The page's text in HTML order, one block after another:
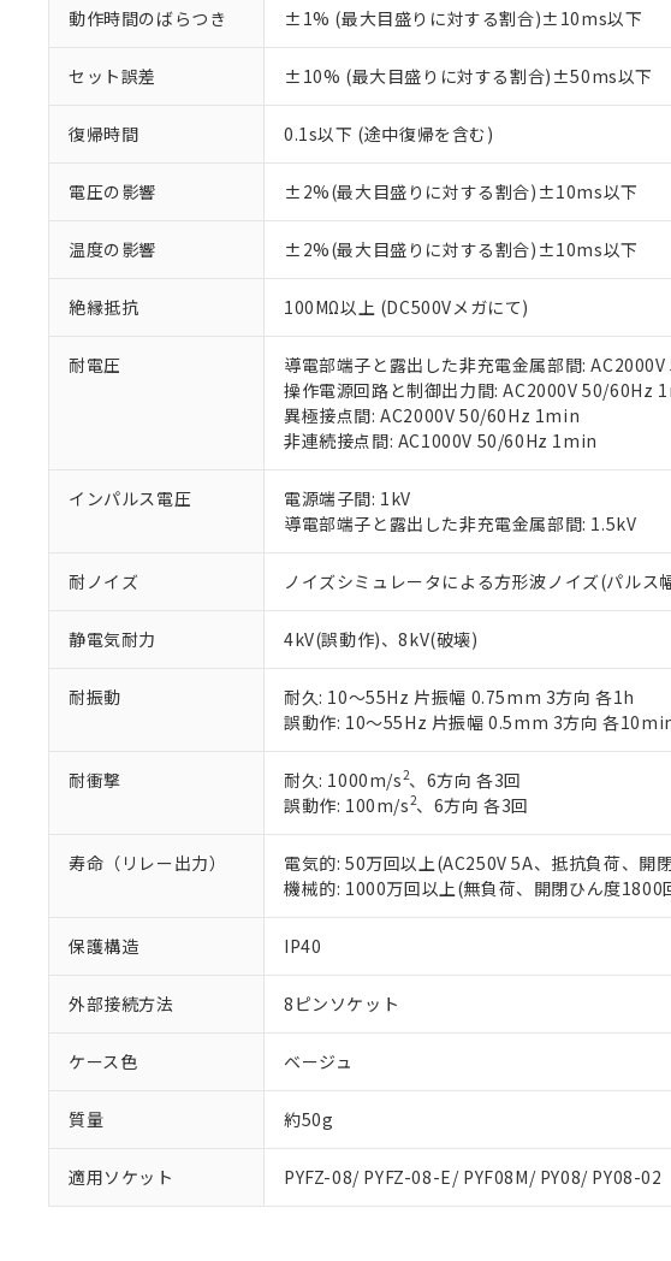
動作時間のばらつき ±1% (最大目盛りに対する割合)±10ms以下
セット誤差 ±10% (最大目盛りに対する割合)±50ms以下
復帰時間 0.1s以下 (途中復帰を含む)
電圧の影響 ±2%(最大目盛りに対する割合)±10ms以下
温度の影響 ±2%(最大目盛りに対する割合)±10ms以下
絶縁抵抗 100MΩ以上 (DC500Vメガにて)
耐電圧
導電部端子と露出した非充電金属部間:
操作電源回路と制御出力間: AC2000V 50/60Hz
異極接点間: AC2000V 50/60Hz 1min
非連続接点間: AC1000V 50/60Hz 1min
インパルス電圧
電源端子間: 1kV
導電部端子と露出した非充電金属部間: 1.5kV
耐ノイズ ノイズシミュレータによる方形波ノイズ(パル
静電気耐力 4kV(誤動作)、8kV(破壊)
耐振動
耐久: 10～55Hz 片振幅 0.75mm 3方向 各1h
誤動作: 10～55Hz 片振幅 0.5mm 3方向 各
耐衝撃 耐久: 1000m/s2、6方向 各3回
誤動作: 100m/s2、6方向 各3回
寿命（リレー出力）
電気的: 50万回以上(AC250V 5A、抵抗負荷、開
機械的: 1000万回以上(無負荷、開閉ひん度1800
保護構造 IP40
外部接続方法 8ピンソケット
ケース色 ベージュ
質量 約50g
適用ソケット PYFZ-08/ PYFZ-08-E/ PYF08M/ PY08/ PY08-02
ご利用条件
以下の条件をお読みいただき、同意
本サービスは、当社制御機
くものです。
当社制御機器事業取扱商品の
在庫状況および標準価格照会
のであり、閲覧された時点で
い。
正式な納期状況および標準価
当社販売員にご相談ください。
オムロン制御機器販売店や当
在庫状況および標準価格結果
マイパーツ機能（部品リス
ている必要があります。
が、当社の製品・サービスに
さい。
※当社の共同利用者とは、
いる法人を指します。
対応済み：EU RoHS指令（10
対応予定なし：EU RoHS指令（10
調査・確認中：EU RoHS指令（10
非該当品：ライセンス料など無形
仕入先様の事情により、非含有部
があります。
鉛(Pb) 1000ppm以下、 水銀(Hg) 1000ppm以
ル（DBP） 1000ppm以下、フタル酸ジイソ
※2 対応予定月
部品在庫の切り替え状況などによ
※3 非含有証明書ダウンロード
下記の非含有証明書をダウンロー
EU RoHS指令（10物質）の非含有
51物質の非含有証明書（当社基準）
※本証明書は発行日時点で非含有を
また、RoHS指令のフタル酸エス
混在することから備考欄に対応日を
既に当社にて対応品への在庫切替
り割愛しております。
※1 中国RoHS○×表
「○」：最大均質材料含有率が中国
「×」：最大均質材料含有率が中国
「－」：未確認です。当社販売部門
*中国RoHS10物質の基準値 (GB/T26572)：
Pb(鉛) :1000ppm、 Hg(水銀) : 1000ppm、
Cr(Ⅵ)(六価クロム) : 1000ppm、 PBBs(ポリ臭
DBP(フタル酸ジブチル) : 1000ppm、 DIBP(
DEHP(フタル酸ビス(2-エチルヘキシル)) :
※2 環境保護使用期限
「ｅ」：有害物質（10物質）のす
「10」：通常の使用状況下におい
味します。
「－」：未確認です。当社販売部
当社は、これら貴社製品のう
う）を輸出または国外への提
当社は規制貨物を破棄する場
ます。
当社は貴社製品を、核兵器、
置等に一切使用いたしません
当社は、貴社製品を第三者に
また当社は、販売先および販
たしません。
記
号
説明
○ 一定数以上の在庫あり
△ 一定数には満たないが在庫
－
在庫なし(最新の在庫状況
空
白
受注生産機種、また在庫